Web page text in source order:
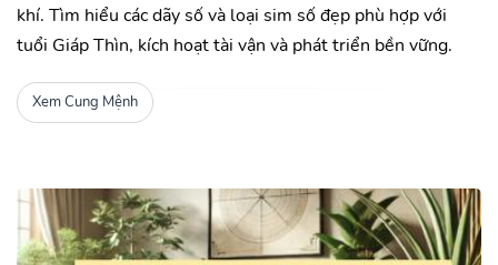
khí. Tìm hiểu các dãy số và loại sim số đẹp phù hợp với
tuổi Giáp Thìn, kích hoạt tài vận và phát triển bền vững.
Xem Cung Mệnh